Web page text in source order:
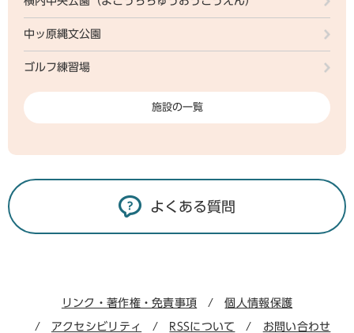
中ッ原縄文公園
ゴルフ練習場
施設の一覧
よくある質問
リンク・著作権・免責事項 個人情報保護
アクセシビリティ RSSについて お問い合わせ